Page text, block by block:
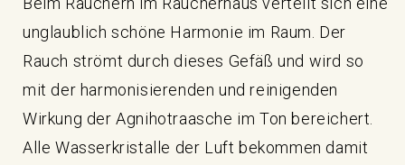
unglaublich schöne Harmonie im Raum. Der
Rauch strömt durch dieses Gefäß und wird so
mit der harmonisierenden und reinigenden
Wirkung der Agnihotraasche im Ton bereichert.
Alle Wasserkristalle der Luft bekommen damit